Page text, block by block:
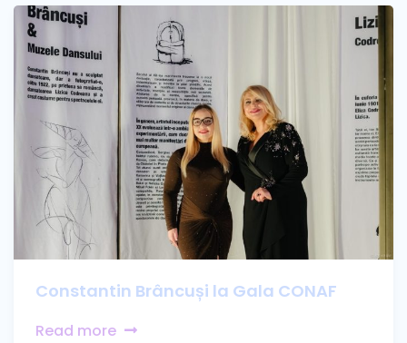
Constantin Brâncuși la Gala CONAF
Read more